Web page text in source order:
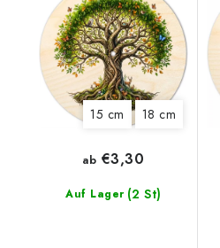
15 cm 18 cm
Auf Lager (2 St)
ab €3,30